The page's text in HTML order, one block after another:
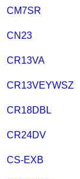
CM7SR
CN23
CR13VA
CR13VEYWSZ
CR18DBL
CR24DV
CS-EXB